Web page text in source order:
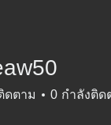
ดตาม 0 กำลังติด